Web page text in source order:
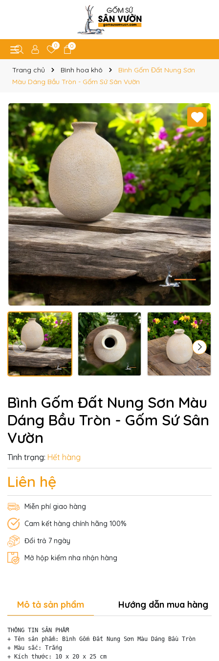
0 0
Trang chủ Bình hoa khô
Bình Gốm Đất Nung Sơn
Màu Dáng Bầu Tròn - Gốm Sứ Sân Vườn
Bình Gốm Đất Nung Sơn Màu
Dáng Bầu Tròn - Gốm Sứ Sân
Vườn
Tình trạng: Hết hàng
Liên hệ
Miễn phí giao hàng
Cam kết hàng chính hãng 100%
Đổi trả 7 ngày
Mở hộp kiểm nha nhận hàng
Mô tả sản phẩm Hướng dẫn mua hàng
THÔNG TIN SẢN PHẨM
+ Tên sản phẩm: Bình Gốm Đất Nung Sơn Màu Dáng Bầu Tròn
+ Màu sắc: Trắng
+ Kích thước: 10 x 20 x 25 cm